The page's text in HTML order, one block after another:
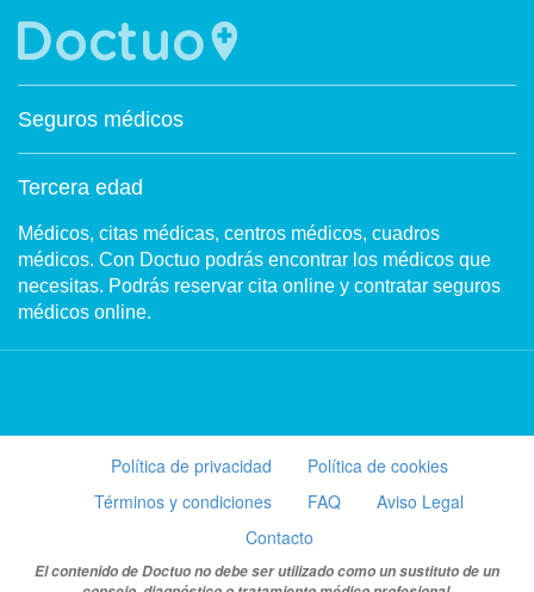
Seguros médicos
Tercera edad
Médicos, citas médicas, centros médicos, cuadros
médicos. Con Doctuo podrás encontrar los médicos que
necesitas. Podrás reservar cita online y contratar seguros
médicos online.
Política de privacidad
Política de cookies
Términos y condiciones
FAQ
Aviso Legal
Contacto
El contenido de Doctuo no debe ser utilizado como un sustituto de un